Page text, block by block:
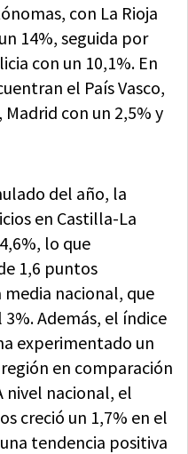
con La Rioja
14%, seguida por
con un 10,1%. En
el País Vasco,
con un 2,5% y
del año, la
en Castilla-La
lo que
1,6 puntos
nacional, que
Además, el índice
experimentado un
en comparación
nivel nacional, el
creció un 1,7% en el
tendencia positiva